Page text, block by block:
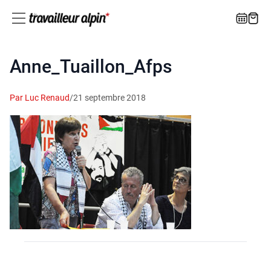
Anne_Tuaillon_Afps
Par Luc Renaud/21 septembre 2018